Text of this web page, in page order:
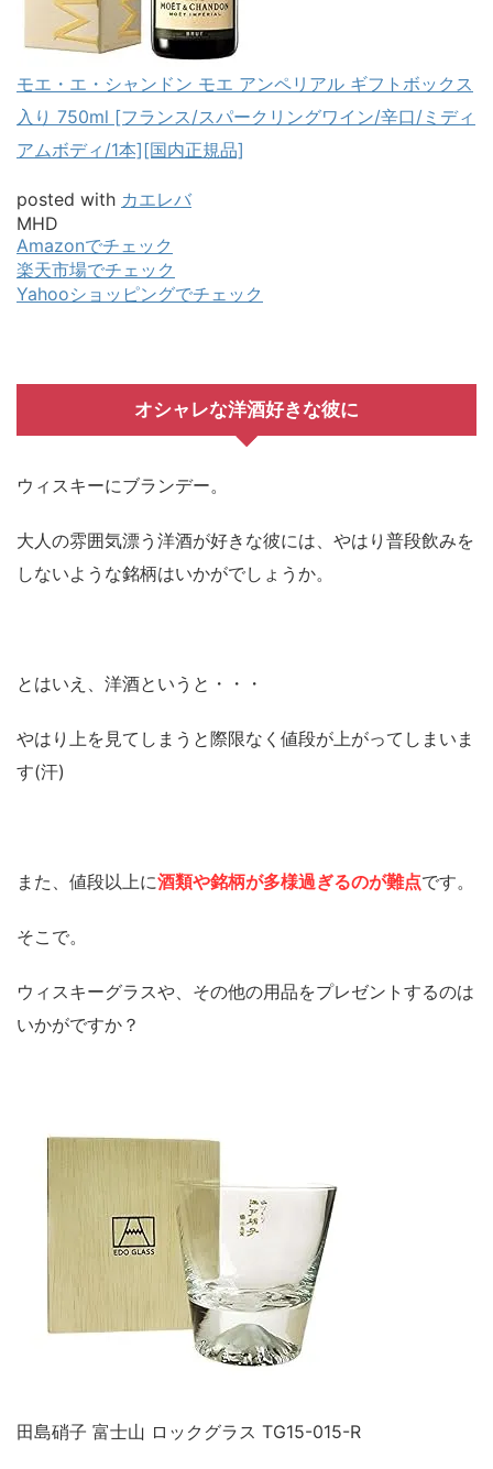
モエ・エ・シャンドン モエ アンペリアル ギフトボックス
入り 750ml [フランス/スパークリングワイン/辛口/ミディ
アムボディ/1本][国内正規品]
posted with カエレバ
MHD
Amazonでチェック
楽天市場でチェック
Yahooショッピングでチェック
オシャレな洋酒好きな彼に
ウィスキーにブランデー。
大人の雰囲気漂う洋酒が好きな彼には、やはり普段飲みを
しないような銘柄はいかがでしょうか。
とはいえ、洋酒というと・・・
やはり上を見てしまうと際限なく値段が上がってしまいま
す(汗)
また、値段以上に酒類や銘柄が多様過ぎるのが難点です。
そこで。
ウィスキーグラスや、その他の用品をプレゼントするのは
いかがですか？
田島硝子 富士山 ロックグラス TG15-015-R